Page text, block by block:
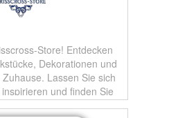
Store! Entdecken
Dekorationen und
Lassen Sie sich
und finden Sie
Fav